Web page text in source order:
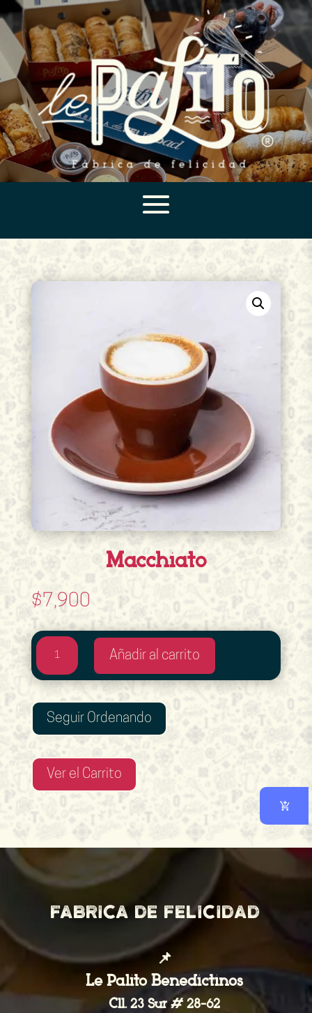
Macchiato
$7,900
Macchiato
cantidad
Añadir al carrito
Seguir Ordenando
Ver el Carrito
Fabrica de felicidad
📌
Le Palito Benedictinos
Cll. 23 Sur # 28-62